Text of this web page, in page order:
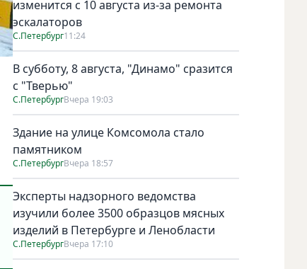
изменится с 10 августа из-за ремонта
эскалаторов
С.Петербург11:24
В субботу, 8 августа, "Динамо" сразится
с "Тверью"
С.ПетербургВчера 19:03
Здание на улице Комсомола стало
памятником
С.ПетербургВчера 18:57
Эксперты надзорного ведомства
изучили более 3500 образцов мясных
изделий в Петербурге и Ленобласти
С.ПетербургВчера 17:10